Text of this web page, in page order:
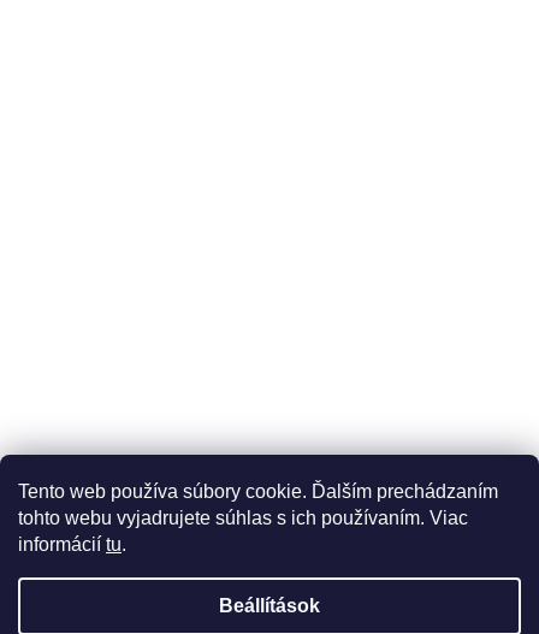
Tento web používa súbory cookie. Ďalším prechádzaním
tohto webu vyjadrujete súhlas s ich používaním. Viac
informácií tu.
Beállítások
Adatkezelési tájékoztató
Szállítási és fizetési lehetőségek
Shoptet készítette